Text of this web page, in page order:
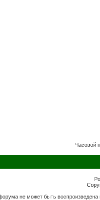
Часовой
не может быть